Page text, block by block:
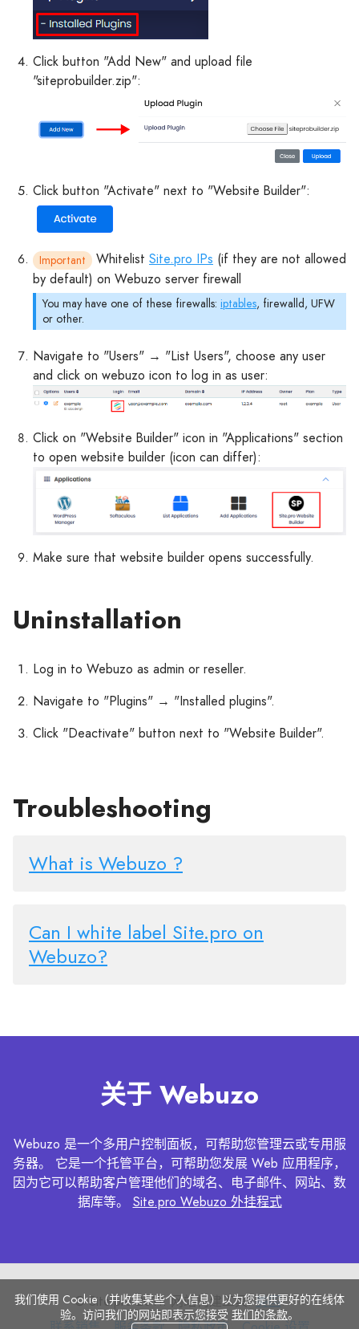
Click button "Add New" and upload file
"siteprobuilder.zip":
Click button "Activate" next to "Website Builder":
Important Whitelist Site.pro IPs (if they are not allowed
by default) on Webuzo server firewall
You may have one of these firewalls: iptables, firewalld, UFW
or other.
Navigate to "Users" → "List Users", choose any user
and click on webuzo icon to log in as user:
Click on "Website Builder" icon in "Applications" section
to open website builder (icon can differ):
Make sure that website builder opens successfully.
Uninstallation
Log in to Webuzo as admin or reseller.
Navigate to "Plugins" → "Installed plugins".
Click "Deactivate" button next to "Website Builder".
Troubleshooting
What is Webuzo ?
Can I white label Site.pro on
Webuzo?
关于 Webuzo
Webuzo 是一个多用户控制面板，可帮助您管理云或专用服
务器。 它是一个托管平台，可帮助您发展 Web 应用程序，
因为它可以帮助客户管理他们的域名、电子邮件、网站、数
据库等。 Site.pro Webuzo 外挂程式
© Site.pro 2011. 网站构建工具.美国.
我们使用 Cookie（并收集某些个人信息）以为您提供更好的在线体
验。访问我们的网站即表示您接受 我们的条款。